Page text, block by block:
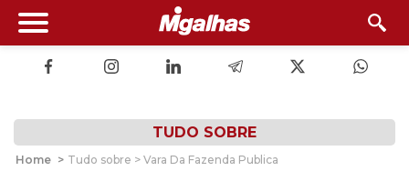
TUDO SOBRE
Home > Tudo sobre > Vara Da Fazenda Publica